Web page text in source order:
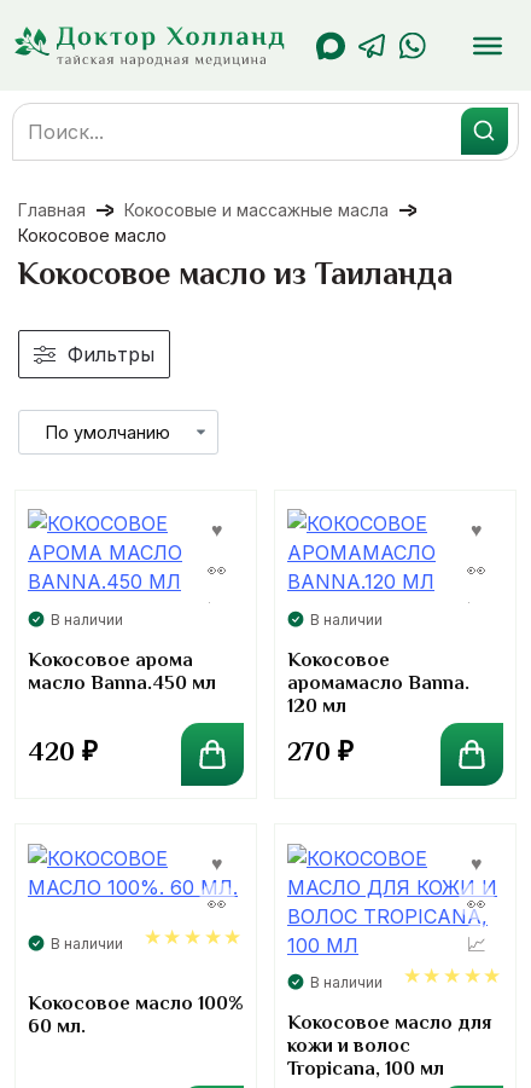
содержанию
Search
for:
Главная
Кокосовые и массажные масла
Кокосовое масло
Кокосовое масло из Таиланда
Фильтры
В наличии
Кокосовое арома
масло Banna.450 мл
420 ₽
В наличии
Кокосовое
аромамасло Banna.
120 мл
270 ₽
В наличии
Кокосовое масло 100%
60 мл.
В наличии
5.00
Кокосовое масло для
кожи и волос
Tropicana, 100 мл